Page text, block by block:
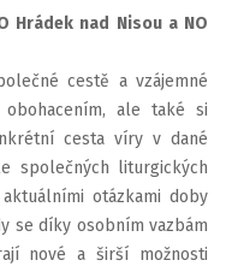
Hrádek nad Nisou a NO
cestě a vzájemné
ale také si
cesta víry v dané
společných liturgických
otázkami doby
se díky osobním vazbám
nové a širší možnosti